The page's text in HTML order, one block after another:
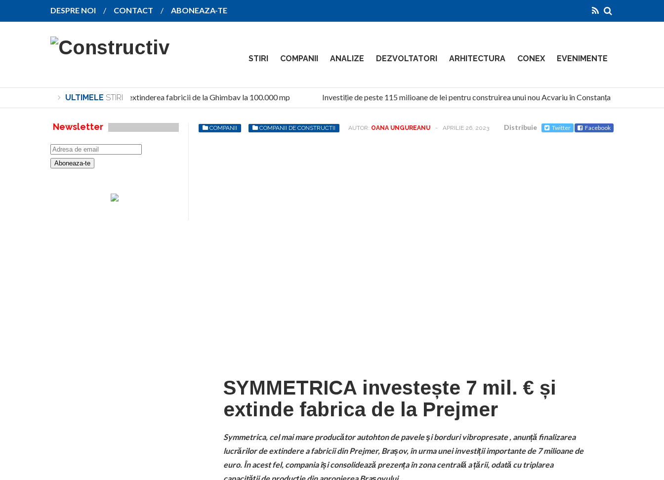
DESPRE NOI CONTACT ABONEAZA-TE
STIRI COMPANII ANALIZE DEZVOLTATORI ARHITECTURA CONEX EVENIMENTE
ULTIMELE STIRI
SANY pregătește extinderea fabricii de la Ghimbav la 100.000 mp Investiție de peste 115 milioane de lei pentru construirea unui nou Acvariu în Constanța
COMPANII COMPANII DE CONSTRUCTII AUTOR: OANA UNGUREANU - APRILIE 26, 2023 Distribuie Twitter Facebook
SYMMETRICA investește 7 mil. € și
extinde fabrica de la Prejmer
Symmetrica, cel mai mare producător autohton de pavele şi borduri vibropresate , anunță finalizarea
lucrărilor de extindere a fabricii din Prejmer, Brașov, în urma unei investiții importante de 7 milioane de
euro. În acest fel, compania își consolidează prezența în zona centrală a țării, odată cu triplarea
Newsletter